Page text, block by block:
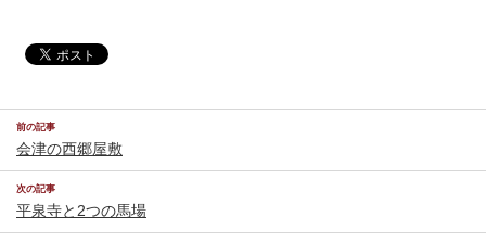
前の記事
会津の西郷屋敷
次の記事
平泉寺と2つの馬場